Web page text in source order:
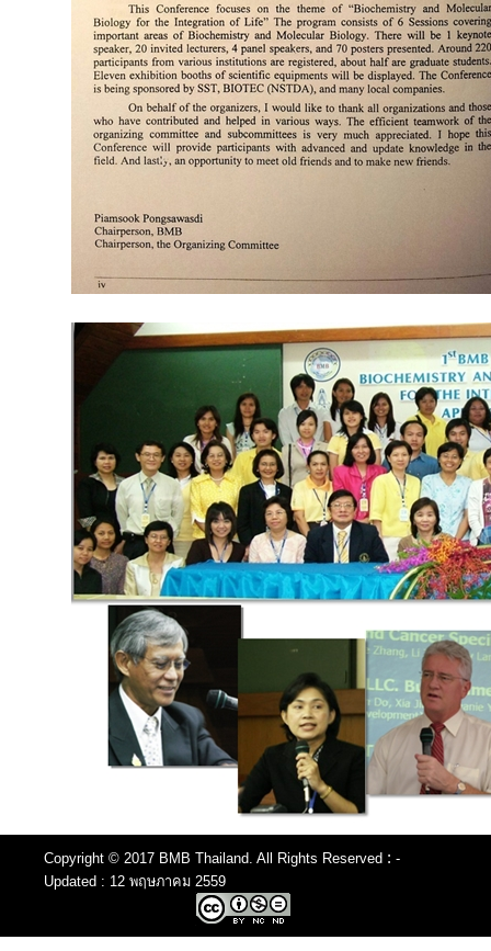
Copyright © 2017 BMB Thailand. All Rights Reserved : -
Updated : 12 พฤษภาคม 2559